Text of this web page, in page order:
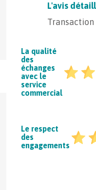
Le transport confidentiel,
L'avis
La qualité
des
échanges
avec le
service
commercial
Le respect
des
engagements